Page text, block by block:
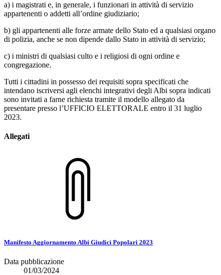
a) i magistrati e, in generale, i funzionari in attività di servizio
appartenenti o addetti all’ordine giudiziario;
b) gli appartenenti alle forze armate dello Stato ed a qualsiasi organo
di polizia, anche se non dipende dallo Stato in attività di servizio;
c) i ministri di qualsiasi culto e i religiosi di ogni ordine e
congregazione.
Tutti i cittadini in possesso dei requisiti sopra specificati che
intendano iscriversi agli elenchi integrativi degli Albi sopra indicati
sono invitati a farne richiesta tramite il modello allegato da
presentare presso l’UFFICIO ELETTORALE entro il 31 luglio
2023.
Allegati
Manifesto Aggiornamento Albi Giudici Popolari 2023
Data pubblicazione
01/03/2024